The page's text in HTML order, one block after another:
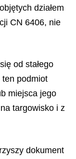
działem
CN 6406, nie
od stałego
podmiot
miejsca jego
targowisko i z
dokument